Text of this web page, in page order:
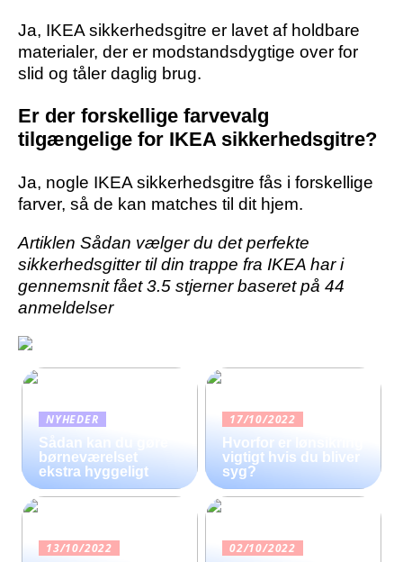
Ja, IKEA sikkerhedsgitre er lavet af holdbare
materialer, der er modstandsdygtige over for
slid og tåler daglig brug.
Er der forskellige farvevalg
tilgængelige for IKEA sikkerhedsgitre?
Ja, nogle IKEA sikkerhedsgitre fås i forskellige
farver, så de kan matches til dit hjem.
Artiklen Sådan vælger du det perfekte
sikkerhedsgitter til din trappe fra IKEA har i
gennemsnit fået3.5 stjerner baseret på 44
anmeldelser
NYHEDER
Sådan kan du gøre
børneværelset
ekstra hyggeligt
17/10/2022
Hvorfor er lønsikring
vigtigt hvis du bliver
syg?
13/10/2022 02/10/2022